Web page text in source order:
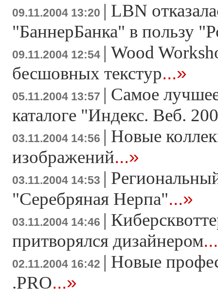
09.11.2004 13:20 | LBN
"БаннерБанка" в пользу
09.11.2004 12:54 | Wood
бесшовных текстур...»
05.11.2004 13:57 | Самое
каталоге "Индекс. Веб.
03.11.2004 14:56 | Новые
изображений...»
03.11.2004 14:53 |
"Серебряная Нерпа"...»
03.11.2004 14:46 |
притворялся дизайнером
02.11.2004 16:42 | Новые
.PRO...»